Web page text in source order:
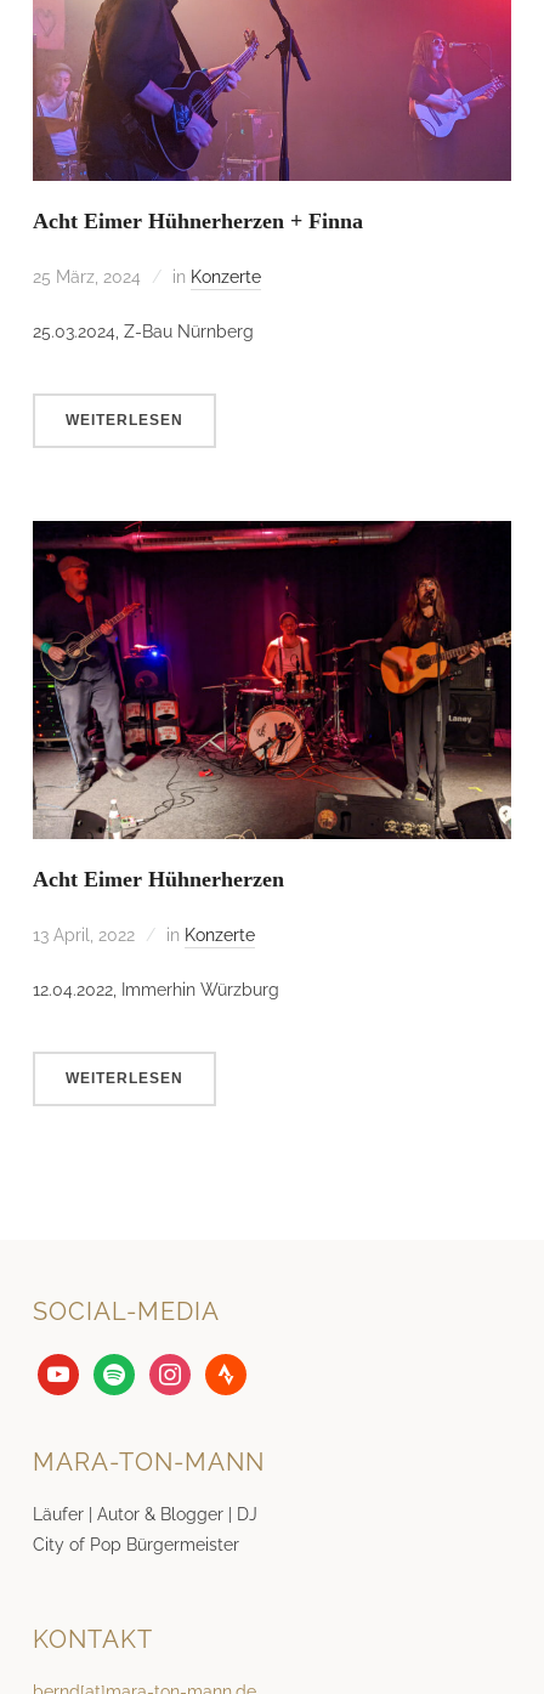
Acht Eimer Hühnerherzen + Finna
25 März, 2024 in Konzerte
25.03.2024, Z-Bau Nürnberg
WEITERLESEN
Acht Eimer Hühnerherzen
13 April, 2022 in Konzerte
12.04.2022, Immerhin Würzburg
WEITERLESEN
SOCIAL-MEDIA
youtubespotify instagramstrava
MARA-TON-MANN
Läufer | Autor & Blogger | DJ
City of Pop Bürgermeister
KONTAKT